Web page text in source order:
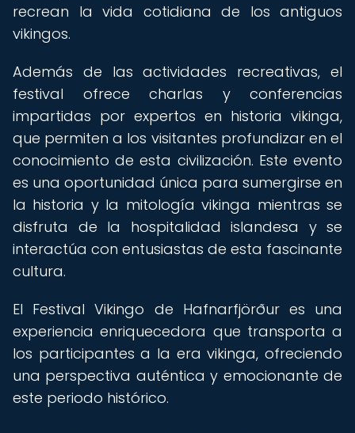
recrean la vida cotidiana de los antiguos
vikingos.
Además de las actividades recreativas, el
festival ofrece charlas y conferencias
impartidas por expertos en historia vikinga,
que permiten a los visitantes profundizar en el
conocimiento de esta civilización. Este evento
es una oportunidad única para sumergirse en
la historia y la mitología vikinga mientras se
disfruta de la hospitalidad islandesa y se
interactúa con entusiastas de esta fascinante
cultura.
El Festival Vikingo de Hafnarfjörður es una
experiencia enriquecedora que transporta a
los participantes a la era vikinga, ofreciendo
una perspectiva auténtica y emocionante de
este periodo histórico.